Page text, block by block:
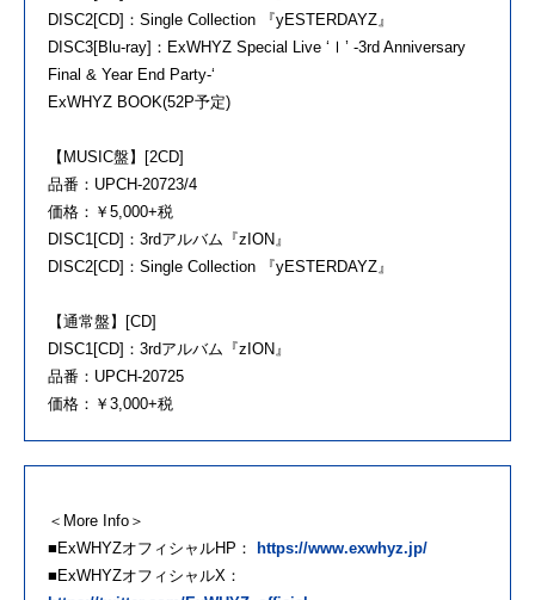
DISC2[CD]：Single Collection 『yESTERDAYZ』
DISC3[Blu-ray]：ExWHYZ Special Live ‘Ⅰ’ -3rd Anniversary
Final & Year End Party-‘
ExWHYZ BOOK(52P予定)
【MUSIC盤】[2CD]
品番：UPCH-20723/4
価格：￥5,000+税
DISC1[CD]：3rdアルバム『zION』
DISC2[CD]：Single Collection 『yESTERDAYZ』
【通常盤】[CD]
DISC1[CD]：3rdアルバム『zION』
品番：UPCH-20725
価格：￥3,000+税
＜More Info＞
■ExWHYZオフィシャルHP：
https://www.exwhyz.jp/
■ExWHYZオフィシャルX：